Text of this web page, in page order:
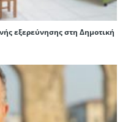
εξερεύνησης στη Δημοτική